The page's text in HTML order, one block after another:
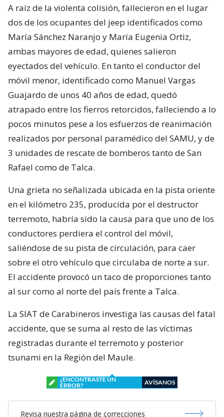
A raíz de la violenta colisión, fallecieron en el lugar
dos de los ocupantes del jeep identificados como
María Sánchez Naranjo y María Eugenia Ortiz,
ambas mayores de edad, quienes salieron
eyectados del vehículo. En tanto el conductor del
móvil menor, identificado como Manuel Vargas
Guajardo de unos 40 años de edad, quedó
atrapado entre los fierros retorcidos, falleciendo a lo
pocos minutos pese a los esfuerzos de reanimación
realizados por personal paramédico del SAMU, y de
3 unidades de rescate de bomberos tanto de San
Rafael como de Talca.
Una grieta no señalizada ubicada en la pista oriente
en el kilómetro 235, producida por el destructor
terremoto, habría sido la causa para que uno de los
conductores perdiera el control del móvil,
saliéndose de su pista de circulación, para caer
sobre el otro vehículo que circulaba de norte a sur.
El accidente provocó un taco de proporciones tanto
al sur como al norte del país frente a Talca.
La SIAT de Carabineros investiga las causas del fatal
accidente, que se suma al resto de las víctimas
registradas durante el terremoto y posterior
tsunami en la Región del Maule.
¿ENCONTRASTE UN
ERROR?
AVÍSANOS
Revisa nuestra página de correcciones